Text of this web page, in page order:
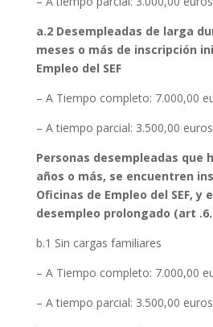
a.2 Desempleadas de larga
meses o más de inscripción
Empleo del SEF
– A Tiempo completo: 7.000,00
– A tiempo parcial: 3.500,00 euros
Personas desempleadas que
años o más, se encuentren
Oficinas de Empleo del SEF, y
desempleo prolongado (art
b.1 Sin cargas familiares
– A Tiempo completo: 7.000,00
– A tiempo parcial: 3.500,00 euros